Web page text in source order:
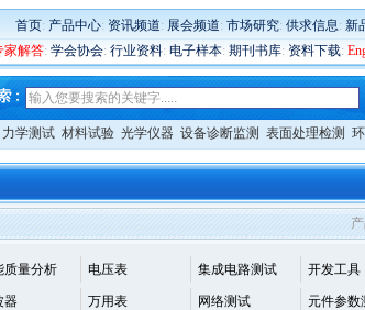
首页: 产品中心: 资讯频道: 展会频道: 市场研究: 供求信息: 新
家解答: 学会协会: 行业资料: 电子样本: 期刊书库: 资料下载:
力学测试 材料试验 光学仪器 设备诊断监测 表面处理检测
质量分析 电压表 集成电路测试 开发工具
器 万用表 网络测试 元件参数